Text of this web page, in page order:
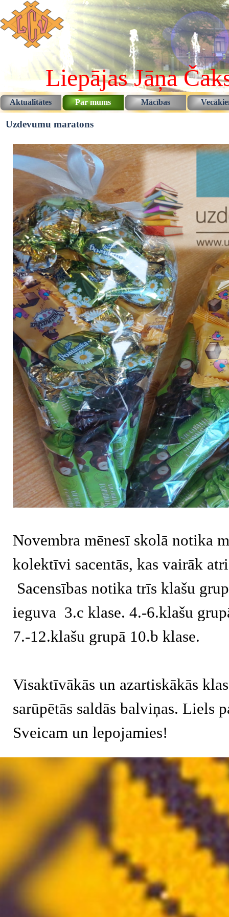
Pāriet uz saturu
Liepājas Jāņa
Aktualitātes Par mums ▼
Mācības ▼
Uzdevumu maratons
Novembra mēnesī skolā notika
kolektīvi sacentās, kas vairāk
Sacensības notika trīs klašu
ieguva 3.c klase. 4.-6.klašu
7.-12.klašu grupā 10.b klase.
Visaktīvākās un azartiskākās
sarūpētās saldās balviņas. Liels
Sveicam un lepojamies!